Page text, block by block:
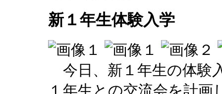
新１年生体験入学
今日、新１年生の体験
１年生との交流会を計